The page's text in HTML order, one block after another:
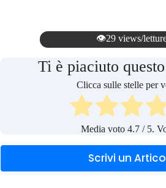
👁️29 views/
Ti è piaciuto
Clicca sulle stelle per
Media voto4.7 / 5.
Scrivi un